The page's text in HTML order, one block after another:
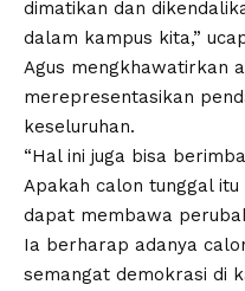
dimatikan dan
dalam kampus kita,”
Agus mengkhawatirkan
merepresentasikan
keseluruhan.
“Hal ini juga bisa
Apakah calon tunggal
dapat membawa
Ia berharap adanya
semangat demokrasi di